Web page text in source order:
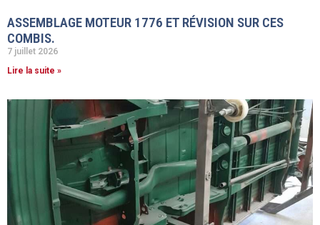
ASSEMBLAGE MOTEUR 1776 ET RÉVISION SUR CES
COMBIS.
7 juillet 2026
Lire la suite »